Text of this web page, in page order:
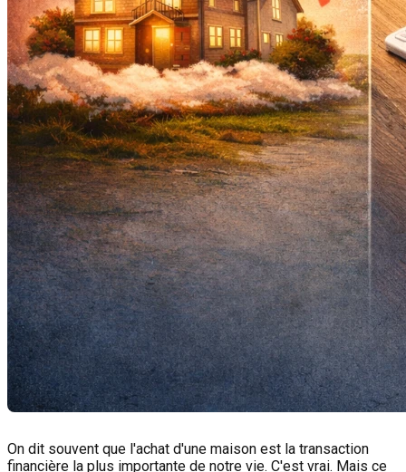
On dit souvent que l'achat d'une maison est la transaction
financière la plus importante de notre vie. C'est vrai. Mais ce